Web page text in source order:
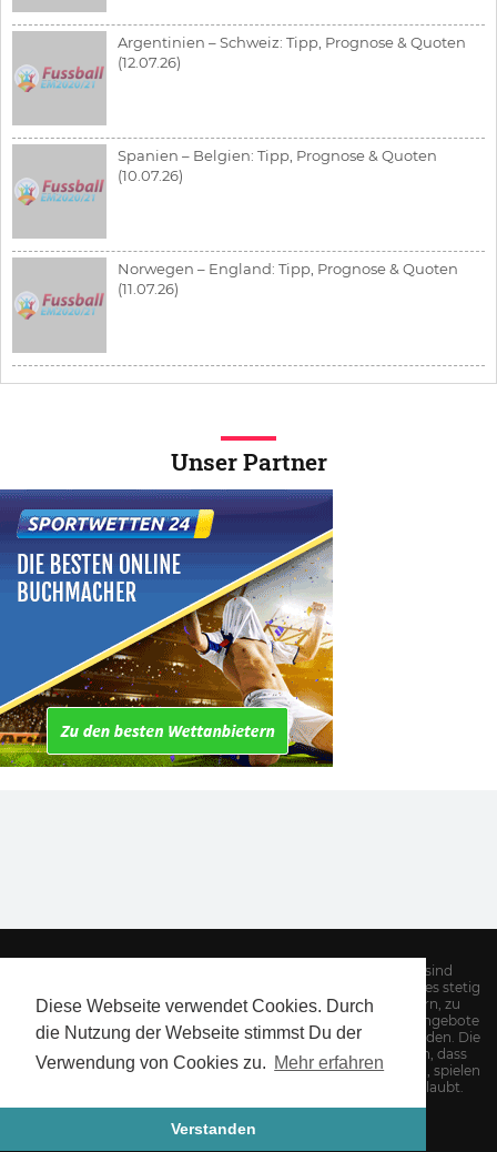
Diese Webseite verwendet Cookies. Durch
die Nutzung der Webseite stimmst Du der
Verwendung von Cookies zu. Mehr erfahren
Verstanden
Argentinien – Schweiz: Tipp, Prognose & Quoten
(12.07.26)
Spanien – Belgien: Tipp, Prognose & Quoten
(10.07.26)
Norwegen – England: Tipp, Prognose & Quoten
(11.07.26)
Unser Partner
Hinweis: Alle Informationen auf unserer Website sind
sorgfältig recherchiert. Dennoch kann es Aufgrund des stetig
wechselnden Angebotes von Sportwettenanbietern, zu
Abweichungen kommen. Insbesondere Quoten und Bonusangebote
sollten auf der jeweiligen Anbieterseite nochmals geprüft werden. Die
AGBs des Anbieters gelten. Außerdem weisen wir darauf hin, dass
Sportwetten süchtig machen kann! Wetten soll Spaß machen, spielen
Sie verantwortungsbewusst! Wetten ist erst ab 18 Jahren erlaubt.
Impressum